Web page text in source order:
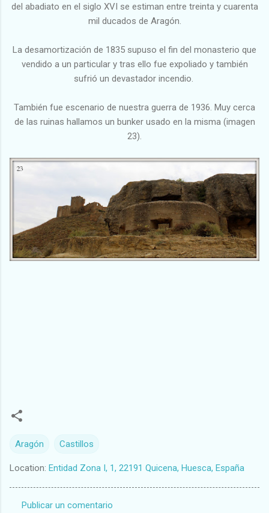
del abadiato en el siglo XVI se estiman entre treinta y cuarenta
mil ducados de Aragón.
La desamortización de 1835 supuso el fin del monasterio que
vendido a un particular y tras ello fue expoliado y también
sufrió un devastador incendio.
También fue escenario de nuestra guerra de 1936. Muy cerca
de las ruinas hallamos un bunker usado en la misma (imagen
23).
Aragón Castillos
Location: Entidad Zona I, 1, 22191 Quicena, Huesca, España
Publicar un comentario